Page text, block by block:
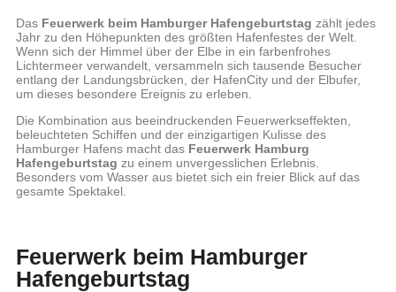
Das Feuerwerk beim Hamburger Hafengeburtstag zählt jedes
Jahr zu den Höhepunkten des größten Hafenfestes der Welt.
Wenn sich der Himmel über der Elbe in ein farbenfrohes
Lichtermeer verwandelt, versammeln sich tausende Besucher
entlang der Landungsbrücken, der HafenCity und der Elbufer,
um dieses besondere Ereignis zu erleben.
Die Kombination aus beeindruckenden Feuerwerkseffekten,
beleuchteten Schiffen und der einzigartigen Kulisse des
Hamburger Hafens macht das Feuerwerk Hamburg
Hafengeburtstag zu einem unvergesslichen Erlebnis.
Besonders vom Wasser aus bietet sich ein freier Blick auf das
gesamte Spektakel.
Feuerwerk beim Hamburger
Hafengeburtstag